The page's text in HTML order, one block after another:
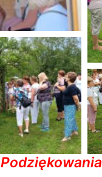
Podziękowania